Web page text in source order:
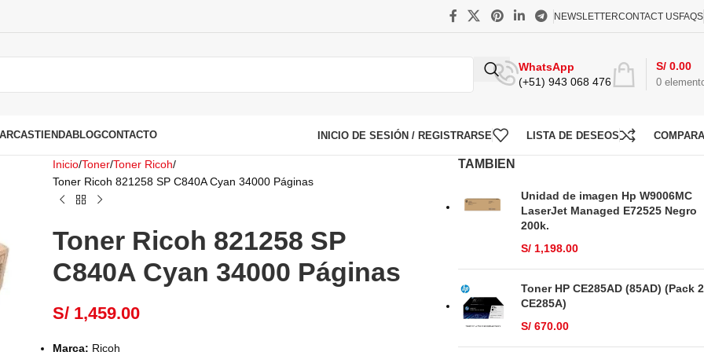
NEWSLETTERCONTACT USFAQS
WhatsApp
(+51) 943 068 476
0
S/ 0.00
TIENDABLOGCONTACTO INICIO DE SESIÓN / REGISTRARSE LISTA DE DESEOS
Inicio Toner Toner Ricoh
Toner Ricoh 821258 SP C840A Cyan 34000 Páginas
Toner Ricoh 821258 SP
C840A Cyan 34000 Páginas
S/ 1,459.00
Marca: Ricoh
TAMBIEN
Unidad de imagen Hp W9006MC
LaserJet Managed E72525 Negro
200k.
S/1,198.00
Toner HP CE285AD (85AD) (Pack 2
CE285A)
S/670.00